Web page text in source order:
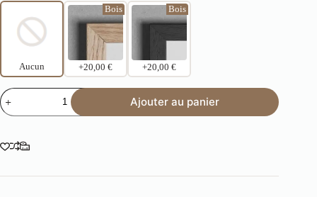
Aucun
Bois
+20,00 €
Bois
+20,00 €
Ajouter au panier